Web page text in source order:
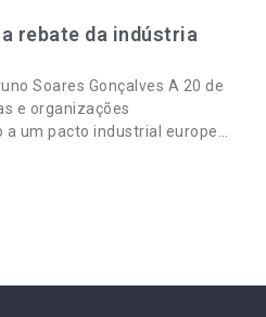
rebate da indústria
Soares Gonçalves A 20 de
e organizações
um pacto industrial europeu